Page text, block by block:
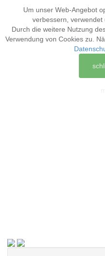
Um unser Web-Angebot
verbessern, verwendet
Durch die weitere Nutzung
Verwendung von Cookies zu.